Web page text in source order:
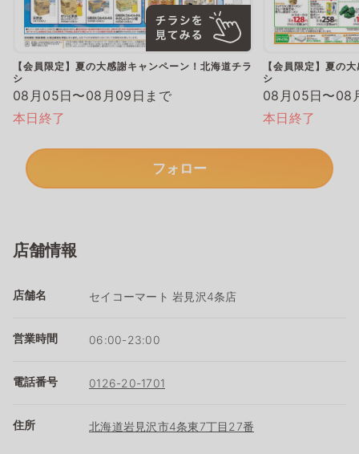
【会員限定】夏の大感謝キャンペーン！北海道チラ
シ
08月05日〜08月09日まで
本日終了
【会員限定】夏の
シ
08月05日〜08
本日終了
フォロー
店舗情報
店舗名 セイコーマート 岩見沢4条店
営業時間 06:00-23:00
電話番号 0126-20-1701
住所 北海道岩見沢市4条東7丁目27番